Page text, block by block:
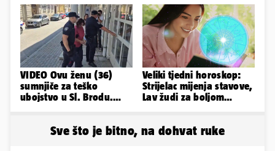
'Spremni'
VIDEO Ovu ženu (36)
sumnjiče za teško
ubojstvo u Sl. Brodu.
Veliki tjedni horoskop:
Strijelac mijenja stavove,
Lav žudi za boljom
Sve što je bitno, na dohvat ruke